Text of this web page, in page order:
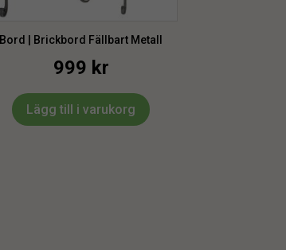
Bord | Brickbord Fällbart Metall
999 kr
Lägg till i varukorg